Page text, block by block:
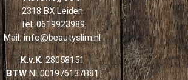
2318 BX Leiden
Tel: 0619923989
Mail:info@beautyslim.nl
K.v.K.28058151
BTWNL001976137B81